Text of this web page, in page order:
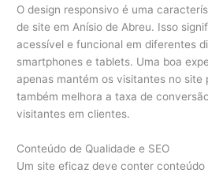
O design responsivo é uma
de site em Anísio de Abreu. Isso
acessível e funcional em diferentes
smartphones e tablets. Uma boa
apenas mantém os visitantes no site
também melhora a taxa de
visitantes em clientes.
Conteúdo de Qualidade e SEO
Um site eficaz deve conter conteúdo